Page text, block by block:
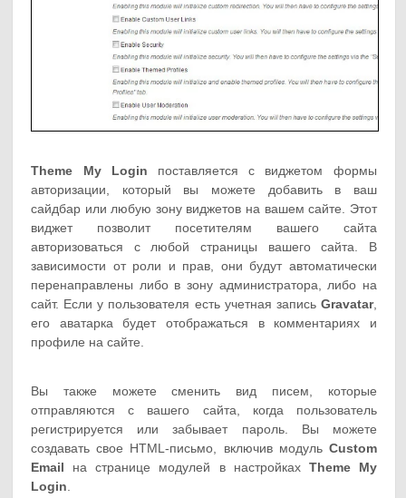
Theme My Login поставляется с виджетом формы
авторизации, который вы можете добавить в ваш
сайдбар или любую зону виджетов на вашем сайте. Этот
виджет позволит посетителям вашего сайта
авторизоваться с любой страницы вашего сайта. В
зависимости от роли и прав, они будут автоматически
перенаправлены либо в зону администратора, либо на
сайт. Если у пользователя есть учетная запись Gravatar,
его аватарка будет отображаться в комментариях и
профиле на сайте.
Вы также можете сменить вид писем, которые
отправляются с вашего сайта, когда пользователь
регистрируется или забывает пароль. Вы можете
создавать свое HTML-письмо, включив модуль Custom
Email на странице модулей в настройках Theme My
Login